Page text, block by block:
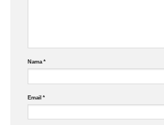
Nama*
Email *